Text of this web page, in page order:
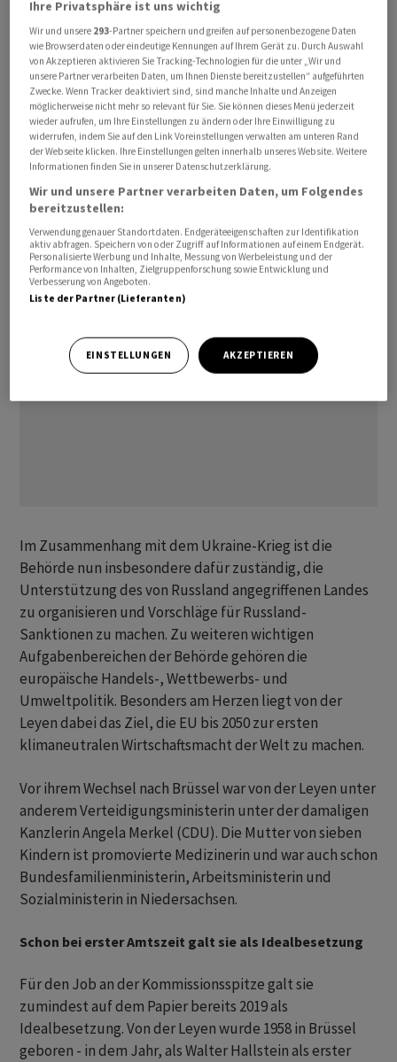
Magazin «Forbes» kürte von der Leyen erst jüngst
wieder zur «mächtigsten Frau der Welt».
«Forbes»: Von der Leyen mächtigste Frau der Welt
Die bisherige Amtszeit von der Leyens wurde vor allem
von der Corona-Krise und dem russischen Angriffskrieg
gegen die Ukraine geprägt. In der Pandemie
organisierte die EU-Kommission unter anderem die
riesiges Wiederaufbauprogramm für die Wirtschaft.
Im Zusammenhang mit dem Ukraine-Krieg ist die
Behörde nun insbesondere dafür zuständig, die
Unterstützung des von Russland angegriffenen Landes
zu organisieren und Vorschläge für Russland-
Sanktionen zu machen. Zu weiteren wichtigen
Aufgabenbereichen der Behörde gehören die
europäische Handels-, Wettbewerbs- und
Umweltpolitik. Besonders am Herzen liegt von der
Leyen dabei das Ziel, die EU bis 2050 zur ersten
klimaneutralen Wirtschaftsmacht der Welt zu machen.
Vor ihrem Wechsel nach Brüssel war von der Leyen unter
anderem Verteidigungsministerin unter der damaligen
Kanzlerin Angela Merkel (CDU). Die Mutter von sieben
Kindern ist promovierte Medizinerin und war auch schon
Bundesfamilienministerin, Arbeitsministerin und
Sozialministerin in Niedersachsen.
Schon bei erster Amtszeit galt sie als Idealbesetzung
Für den Job an der Kommissionsspitze galt sie
zumindest auf dem Papier bereits 2019 als
Idealbesetzung. Von der Leyen wurde 1958 in Brüssel
geboren - in dem Jahr, als Walter Hallstein als erster
Ihre Privatsphäre ist uns wichtig
Wir und unsere 293-Partner speichern und greifen auf personenbezogene Daten
wie Browserdaten oder eindeutige Kennungen auf Ihrem Gerät zu. Durch Auswahl
von Akzeptieren aktivieren Sie Tracking-Technologien für die unter „Wir und
unsere Partner verarbeiten Daten, um Ihnen Dienste bereitzustellen“ aufgeführten
Zwecke. Wenn Tracker deaktiviert sind, sind manche Inhalte und Anzeigen
möglicherweise nicht mehr so relevant für Sie. Sie können dieses Menü jederzeit
wieder aufrufen, um Ihre Einstellungen zu ändern oder Ihre Einwilligung zu
widerrufen, indem Sie auf den Link Voreinstellungen verwalten am unteren Rand
der Webseite klicken. Ihre Einstellungen gelten innerhalb unseres Website. Weitere
Informationen finden Sie in unserer Datenschutzerklärung.
Wir und unsere Partner verarbeiten Daten, um Folgendes
bereitzustellen:
Verwendung genauer Standortdaten. Endgeräteeigenschaften zur Identifikation
aktiv abfragen. Speichern von oder Zugriff auf Informationen auf einem Endgerät.
Personalisierte Werbung und Inhalte, Messung von Werbeleistung und der
Performance von Inhalten, Zielgruppenforschung sowie Entwicklung und
Verbesserung von Angeboten.
Liste der Partner (Lieferanten)
EINSTELLUNGEN AKZEPTIEREN